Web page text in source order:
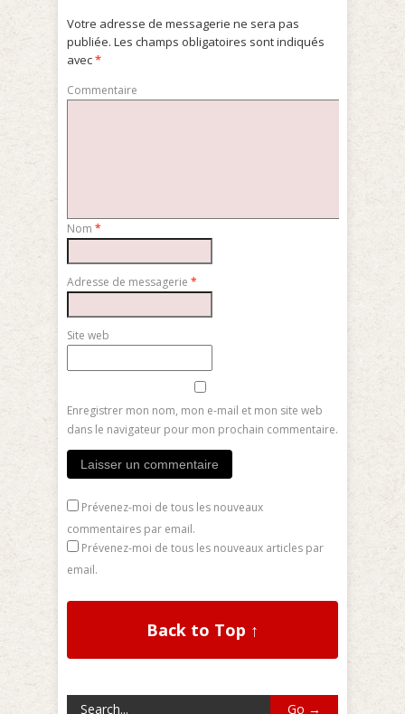
Votre adresse de messagerie ne sera pas
publiée. Les champs obligatoires sont indiqués
avec*
Commentaire
Nom *
Adresse de messagerie *
Site web
Enregistrer mon nom, mon e-mail et mon site web
dans le navigateur pour mon prochain commentaire.
Prévenez-moi de tous les nouveaux
commentaires par email.
Prévenez-moi de tous les nouveaux articles par
email.
Back to Top ↑